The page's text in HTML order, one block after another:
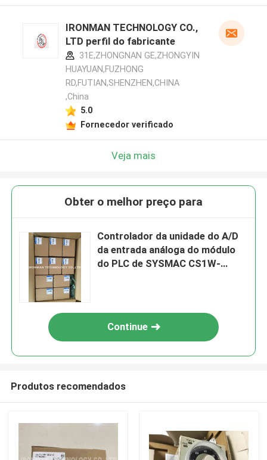
IRONMAN TECHNOLOGY CO.,
LTD perfil do fabricante
31E,ZHONGNAN GE,ZHONGYIN
HUAYUAN,FUZHONG
RD,FUTIAN,SHENZHEN,CHINA
,China
5.0
Fornecedor verificado
Veja mais
Obter o melhor preço para
Controlador da unidade do A/D
da entrada análoga do módulo
do PLC de SYSMAC CS1W-
Continue
Produtos recomendados